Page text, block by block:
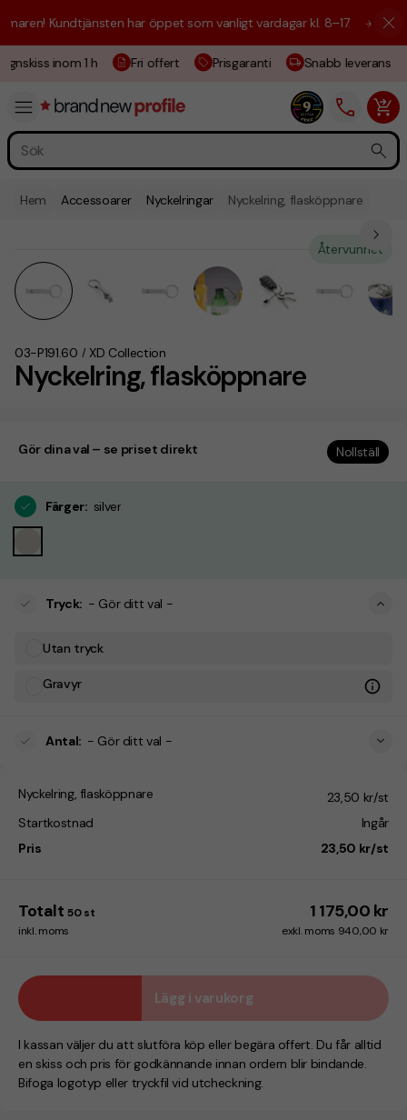
Kundtjänsten har öppet som vanligt vardagar kl. 8–17. ☀️ Vi är
inom 1 h Fri offert Prisgaranti Snabb leverans
Hem Accessoarer Nyckelringar Nyckelring, flasköppnare
Nyckelring, flasköppnare
03-P191.60 / XD Collection
Återvunnet
Gör dina val – se priset direkt Nollställ
Färger: silver
Tryck: - Gör ditt val -
Utan tryck
Gravyr
Antal: - Gör ditt val -
Nyckelring, flasköppnare
23,50 kr/st
Startkostnad
Ingår
Pris
23,50 kr/st
Totalt 50 st 1 175,00 kr
inkl. moms exkl. moms 940,00 kr
Lägg i varukorg
I kassan väljer du att slutföra köp eller begära offert. Du får alltid
en skiss och pris för godkännande innan ordern blir bindande.
Bifoga logotyp eller tryckfil vid utcheckning.